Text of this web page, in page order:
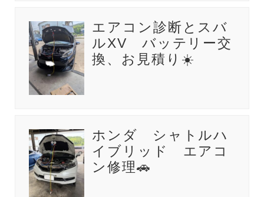
エアコン診断とスバ
ルXV バッテリー交
換、お見積り☀️
ホンダ シャトルハ
イブリッド エアコ
ン修理🚗